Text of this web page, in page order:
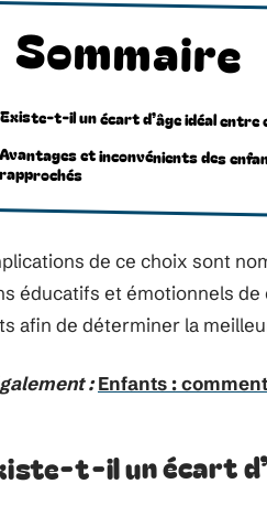
Sommaire
Existe-t-il un écart d’âge idéal entre
Avantages et inconvénients des
rapprochés
de ce choix sont
éducatifs et émotionnels
afin de déterminer la
: Enfants :
t-il un écart